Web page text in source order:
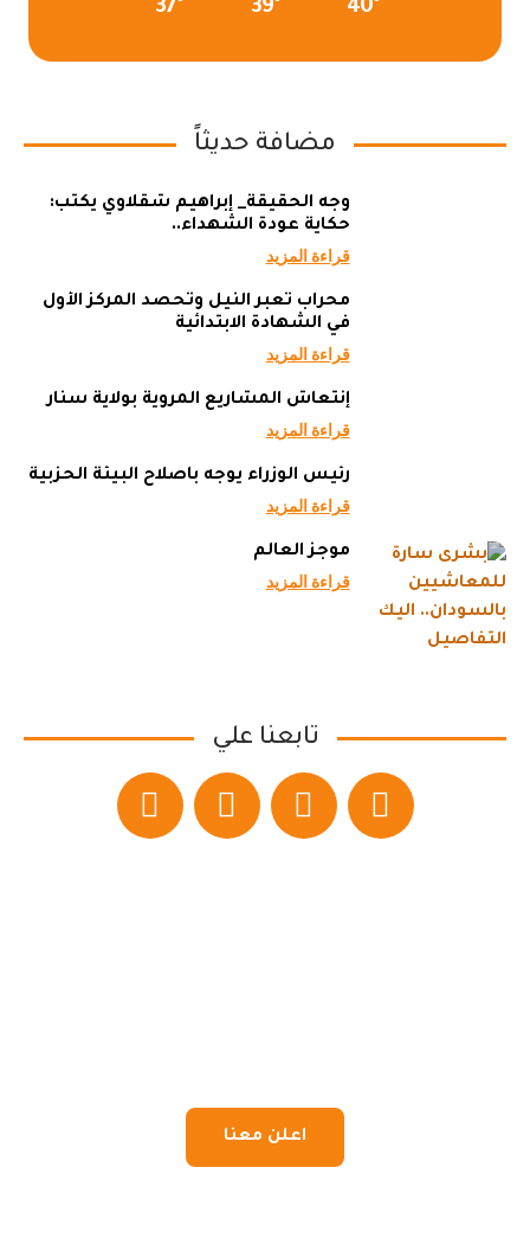
40°
39°
37°
مضافة حديثاً
وجه الحقيقة_ إبراهيم شقلاوي يكتب:
حكاية عودة الشهداء..
قراءة المزيد
محراب تعبر النيل وتحصد المركز الأول
في الشهادة الابتدائية
قراءة المزيد
إنتعاش المشاريع المروية بولاية سنار
قراءة المزيد
رئيس الوزراء يوجه باصلاح البيئة الحزبية
قراءة المزيد
موجز العالم
قراءة المزيد
تابعنا علي
اعلن معنا